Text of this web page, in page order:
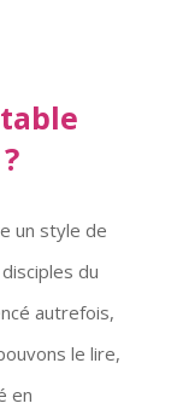
un style de
du
autrefois,
le lire,
en